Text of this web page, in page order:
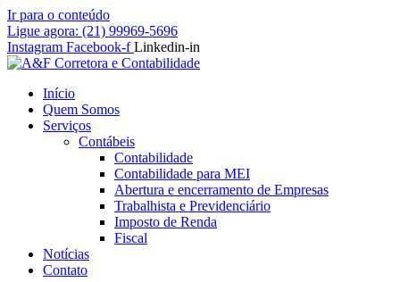
Ir para o conteúdo
Ligue agora: (21) 99969-5696
Instagram Facebook-f Linkedin-in
Início
Quem Somos
Serviços
Contábeis
Contabilidade
Contabilidade para MEI
Abertura e encerramento de Empresas
Trabalhista e Previdenciário
Imposto de Renda
Fiscal
Notícias
Contato